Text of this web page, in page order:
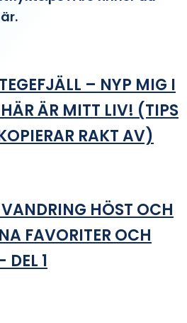
– NYP MIG I
ÄR MITT LIV! (TIPS
RAKT AV)
VANDRING HÖST OCH
FAVORITER OCH
DEL 1